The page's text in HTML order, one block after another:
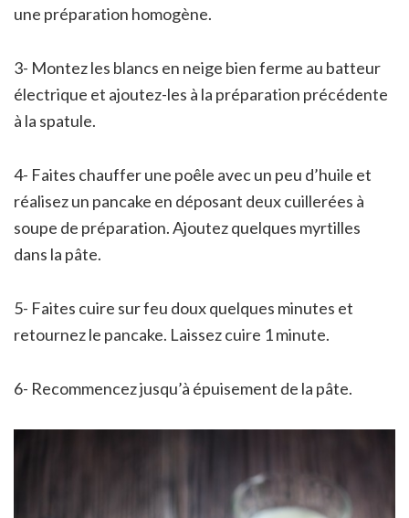
une préparation homogène.
3- Montez les blancs en neige bien ferme au batteur
électrique et ajoutez-les à la préparation précédente
à la spatule.
4- Faites chauffer une poêle avec un peu d’huile et
réalisez un pancake en déposant deux cuillerées à
soupe de préparation. Ajoutez quelques myrtilles
dans la pâte.
5- Faites cuire sur feu doux quelques minutes et
retournez le pancake. Laissez cuire 1 minute.
6- Recommencez jusqu’à épuisement de la pâte.